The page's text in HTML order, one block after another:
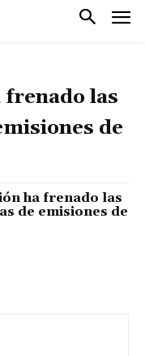
las
de
ha frenado las
de emisiones de